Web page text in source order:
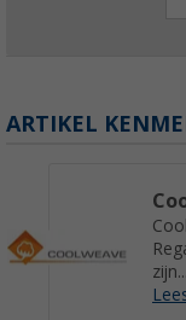
ARTIKEL
zijn...